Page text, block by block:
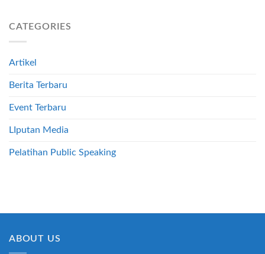
CATEGORIES
Artikel
Berita Terbaru
Event Terbaru
LIputan Media
Pelatihan Public Speaking
ABOUT US